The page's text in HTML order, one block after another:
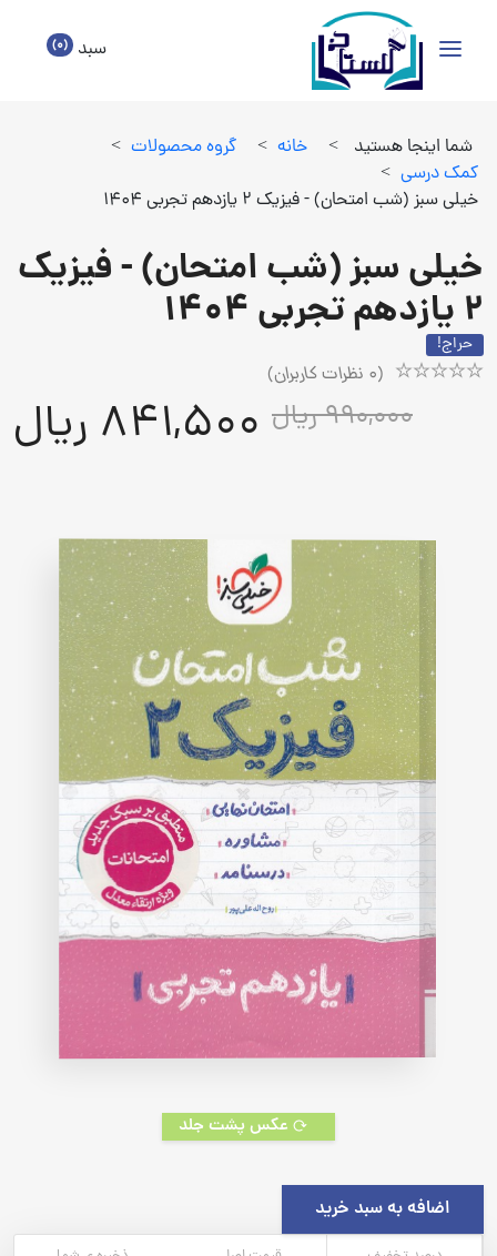
سبد (0)
شما اینجا هستید > خانه > گروه محصولات >
كمك درسي >
خیلی سبز (شب امتحان) - فیزیک 2 یازدهم تجربی 1404
خیلی سبز (شب امتحان) - فیزیک
2 یازدهم تجربی 1404
حراج!
(
0 نظرات کاربران)
990,000 ریال 841,500 ریال
عکس پشت جلد
اضافه به سبد خرید